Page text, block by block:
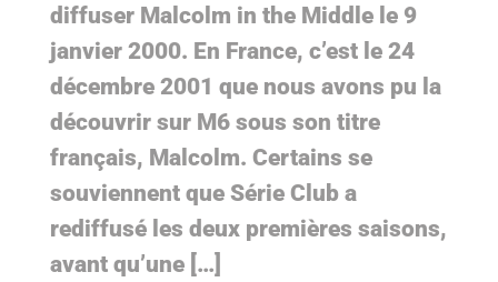
diffuser Malcolm in the Middle le 9
janvier 2000. En France, c’est le 24
décembre 2001 que nous avons pu la
découvrir sur M6 sous son titre
français, Malcolm. Certains se
souviennent que Série Club a
rediffusé les deux premières saisons,
avant qu’une […]